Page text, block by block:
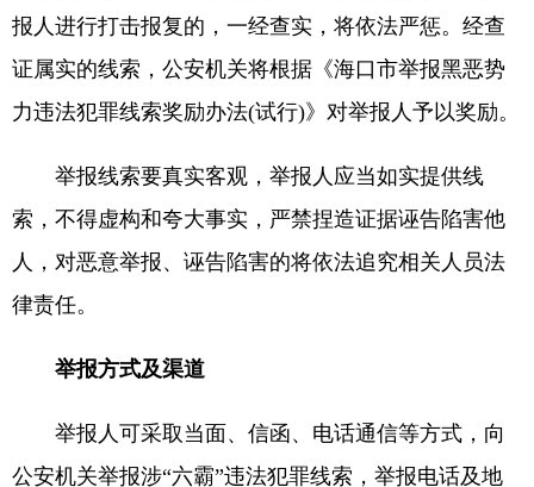
报人进行打击报复的，一经查实，将依法严惩。经查
证属实的线索，公安机关将根据《海口市举报黑恶势
力违法犯罪线索奖励办法(试行)》对举报人予以奖励。
举报线索要真实客观，举报人应当如实提供线
索，不得虚构和夸大事实，严禁捏造证据诬告陷害他
人，对恶意举报、诬告陷害的将依法追究相关人员法
律责任。
举报方式及渠道
举报人可采取当面、信函、电话通信等方式，向
公安机关举报涉“六霸”违法犯罪线索，举报电话及地